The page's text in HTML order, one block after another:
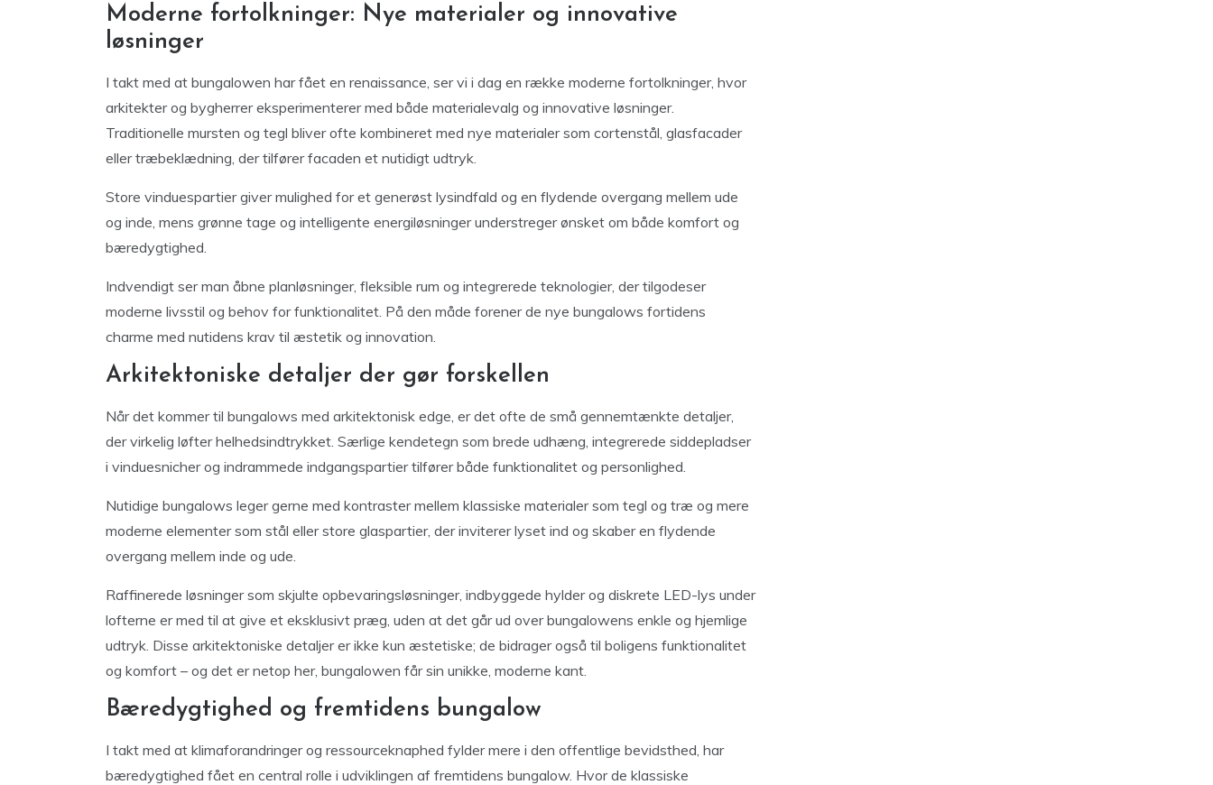
Moderne fortolkninger: Nye materialer og innovative
løsninger
I takt med at bungalowen har fået en renaissance, ser vi i dag en række moderne fortolkninger, hvor
arkitekter og bygherrer eksperimenterer med både materialevalg og innovative løsninger.
Traditionelle mursten og tegl bliver ofte kombineret med nye materialer som cortenstål, glasfacader
eller træbeklædning, der tilfører facaden et nutidigt udtryk.
Store vinduespartier giver mulighed for et generøst lysindfald og en flydende overgang mellem ude
og inde, mens grønne tage og intelligente energiløsninger understreger ønsket om både komfort og
bæredygtighed.
Indvendigt ser man åbne planløsninger, fleksible rum og integrerede teknologier, der tilgodeser
moderne livsstil og behov for funktionalitet. På den måde forener de nye bungalows fortidens
charme med nutidens krav til æstetik og innovation.
Arkitektoniske detaljer der gør forskellen
Når det kommer til bungalows med arkitektonisk edge, er det ofte de små gennemtænkte detaljer,
der virkelig løfter helhedsindtrykket. Særlige kendetegn som brede udhæng, integrerede siddepladser
i vinduesnicher og indrammede indgangspartier tilfører både funktionalitet og personlighed.
Nutidige bungalows leger gerne med kontraster mellem klassiske materialer som tegl og træ og mere
moderne elementer som stål eller store glaspartier, der inviterer lyset ind og skaber en flydende
overgang mellem inde og ude.
Raffinerede løsninger som skjulte opbevaringsløsninger, indbyggede hylder og diskrete LED-lys under
lofterne er med til at give et eksklusivt præg, uden at det går ud over bungalowens enkle og hjemlige
udtryk. Disse arkitektoniske detaljer er ikke kun æstetiske; de bidrager også til boligens funktionalitet
og komfort – og det er netop her, bungalowen får sin unikke, moderne kant.
Bæredygtighed og fremtidens bungalow
I takt med at klimaforandringer og ressourceknaphed fylder mere i den offentlige bevidsthed, har
bæredygtighed fået en central rolle i udviklingen af fremtidens bungalow. Hvor de klassiske